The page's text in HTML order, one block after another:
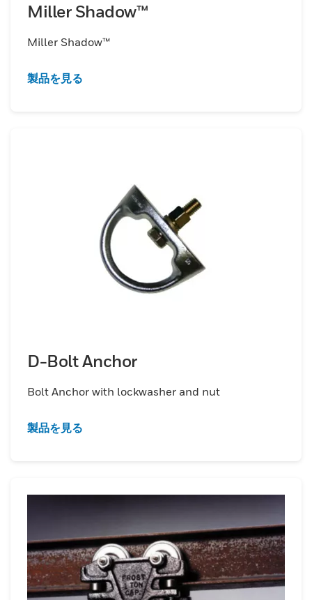
Miller Shadow™
Miller Shadow™
製品を見る
D-Bolt Anchor
Bolt Anchor with lockwasher and nut
製品を見る